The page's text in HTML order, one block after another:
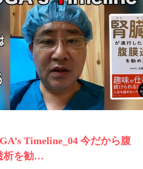
Timeline_04 今だから腹
析を勧…